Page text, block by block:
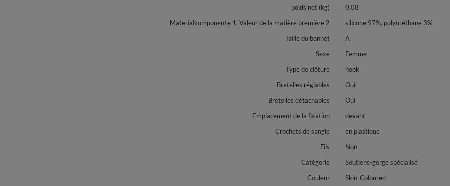
poids net (kg)
0,08
Materialkomponente 1, Valeur de la matière première 2
silicone 97%, polyuréthane 3%
Taille du bonnet
A
Sexe
Femme
Type de clôture
hook
Bretelles réglables
Oui
Bretelles détachables
Oui
Emplacement de la fixation
devant
Crochets de sangle
en plastique
Fils
Non
Catégorie
Soutiens-gorge spécialisé
Couleur
Skin-Coloured